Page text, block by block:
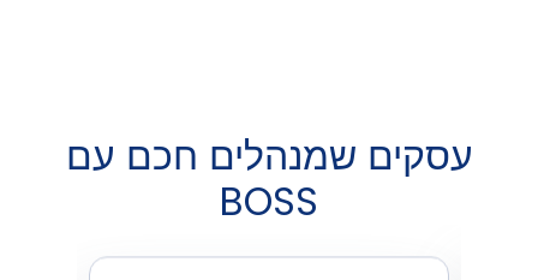
שמנהלים חכם עם
BOSS